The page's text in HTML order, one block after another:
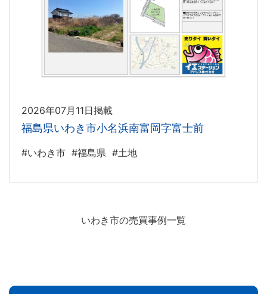
2026年07月11日掲載
福島県いわき市小名浜南富岡字富士前
#いわき市 #福島県 #土地
いわき市の売買事例一覧